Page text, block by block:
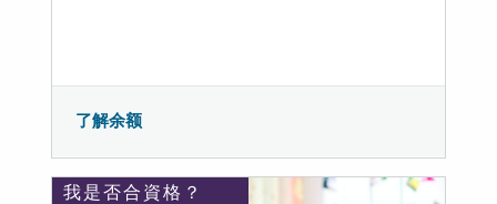
了解余额
我是否合資格？